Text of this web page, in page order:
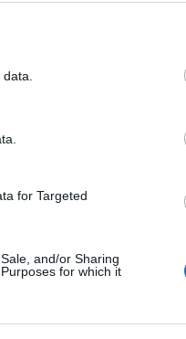
data.
for Targeted
and/or Sharing
for which it